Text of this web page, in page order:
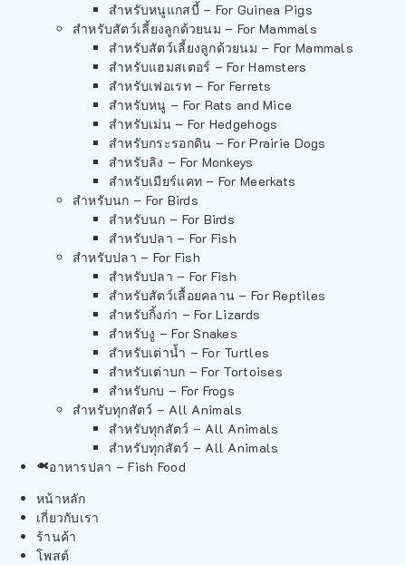
สำหรับหนูแกสบี้ – For Guinea Pigs
สำหรับสัตว์เลี้ยงลูกด้วยนม – For Mammals
สำหรับสัตว์เลี้ยงลูกด้วยนม – For Mammals
สำหรับแฮมสเตอร์ – For Hamsters
สำหรับเฟอเรท – For Ferrets
สำหรับหนู – For Rats and Mice
สำหรับเม่น – For Hedgehogs
สำหรับกระรอกดิน – For Prairie Dogs
สำหรับลิง – For Monkeys
สำหรับเมียร์แคท – For Meerkats
สำหรับนก – For Birds
สำหรับนก – For Birds
สำหรับปลา – For Fish
สำหรับปลา – For Fish
สำหรับปลา – For Fish
สำหรับสัตว์เลื้อยคลาน – For Reptiles
สำหรับกิ้งก่า – For Lizards
สำหรับงู – For Snakes
สำหรับเต่าน้ำ – For Turtles
สำหรับเต่าบก – For Tortoises
สำหรับกบ – For Frogs
สำหรับทุกสัตว์ – All Animals
สำหรับทุกสัตว์ – All Animals
สำหรับทุกสัตว์ – All Animals
อาหารปลา – Fish Food
หน้าหลัก
เกี่ยวกับเรา
ร้านค้า
โพสต์